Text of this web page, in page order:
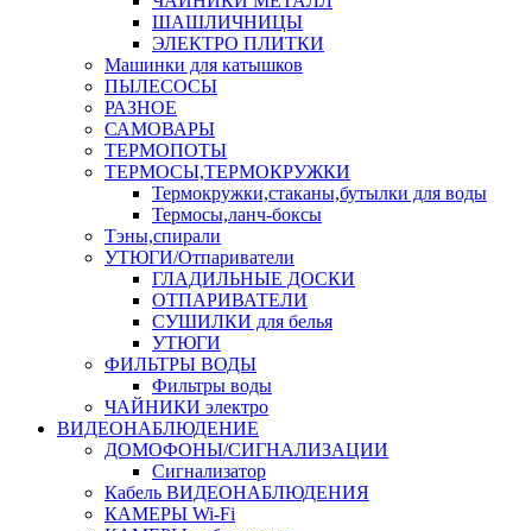
ШАШЛИЧНИЦЫ
ЭЛЕКТРО ПЛИТКИ
Машинки для катышков
ПЫЛЕСОСЫ
РАЗНОЕ
САМОВАРЫ
ТЕРМОПОТЫ
ТЕРМОСЫ,ТЕРМОКРУЖКИ
Термокружки,стаканы,бутылки для воды
Термосы,ланч-боксы
Тэны,спирали
УТЮГИ/Отпариватели
ГЛАДИЛЬНЫЕ ДОСКИ
ОТПАРИВАТЕЛИ
СУШИЛКИ для белья
УТЮГИ
ФИЛЬТРЫ ВОДЫ
Фильтры воды
ЧАЙНИКИ электро
ВИДЕОНАБЛЮДЕНИЕ
ДОМОФОНЫ/СИГНАЛИЗАЦИИ
Сигнализатор
Кабель ВИДЕОНАБЛЮДЕНИЯ
КАМЕРЫ Wi-Fi